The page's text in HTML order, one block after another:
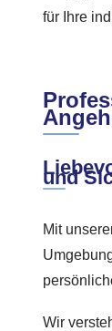
für Ihre
und
Mit
Wir